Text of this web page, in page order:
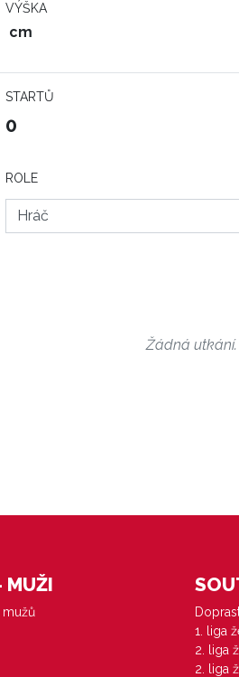
VÝŠKA
cm
STARTŮ
0
ROLE
Žádná utkání.
MUŽI
mužů
1. liga
2. liga
2. liga